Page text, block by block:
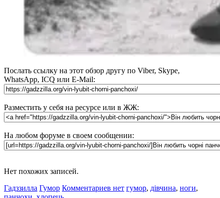
Послать ссылку на этот обзор другу по Viber, Skype,
WhatsApp, ICQ или E-Mail:
Разместить у себя на ресурсе или в ЖЖ:
На любом форуме в своем сообщении:
Нет похожих записей.
Гадззилла Гумор Комментариев нет гумор, дівчина, ноги,